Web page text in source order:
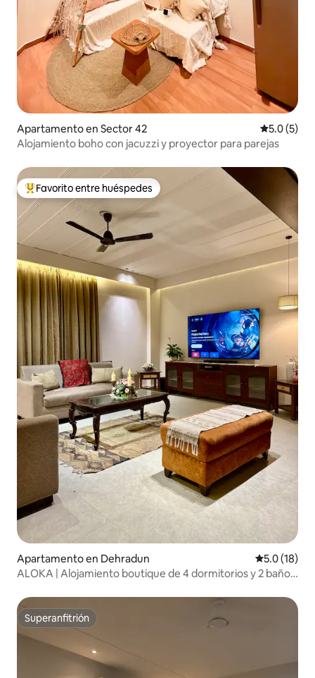
Apartamento en Sector 42
5.0 (5)
Alojamiento boho con jacuzzi y proyector para parejas
Favorito entre huéspedes preferido
Favorito entre huéspedes
Apartamento en Dehradun Calificación
5.0 (18)
ALOKA | Alojamiento boutique de 4 dormitorios y 2 baños
Superanfitrión
Superanfitrión